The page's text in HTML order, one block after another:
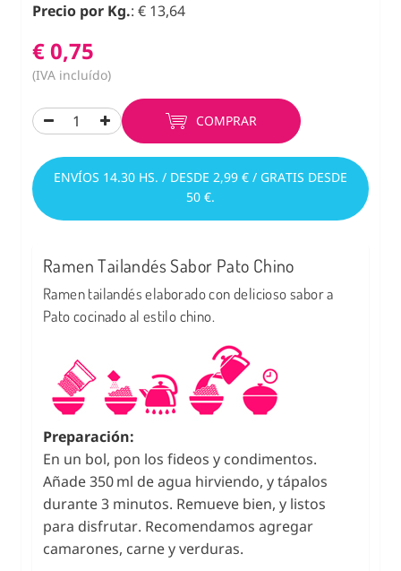
Precio por Kg.: € 13,64
€ 0,75
(IVA incluído)
COMPRAR
ENVÍOS 14.30 HS. / DESDE 2,99 € / GRATIS DESDE
50 €.
Ramen Tailandés Sabor Pato Chino
Ramen tailandés elaborado con delicioso sabor a
Pato cocinado al estilo chino.
Preparación:
En un bol, pon los fideos y condimentos.
Añade 350 ml de agua hirviendo, y tápalos
durante 3 minutos. Remueve bien, y listos
para disfrutar. Recomendamos agregar
camarones, carne y verduras.